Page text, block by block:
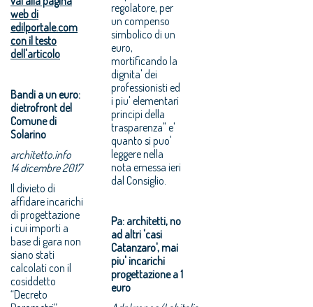
web di
edilportale.com
con il testo
dell'articolo
Bandi a un euro:
dietrofront del
Comune di
Solarino
architetto.info
14 dicembre 2017
Il divieto di
affidare incarichi
di progettazione
i cui importi a
base di gara non
siano stati
calcolati con il
cosiddetto
“Decreto
regolatore, per
un compenso
simbolico di un
euro,
mortificando la
dignita' dei
professionisti ed
i piu' elementari
principi della
trasparenza" e'
quanto si puo'
leggere nella
nota emessa ieri
dal Consiglio.
Pa: architetti, no
ad altri 'casi
Catanzaro', mai
piu' incarichi
progettazione a 1
euro